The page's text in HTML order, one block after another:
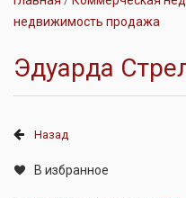
недвижимость продажа
Эдуарда
Назад
В избранное